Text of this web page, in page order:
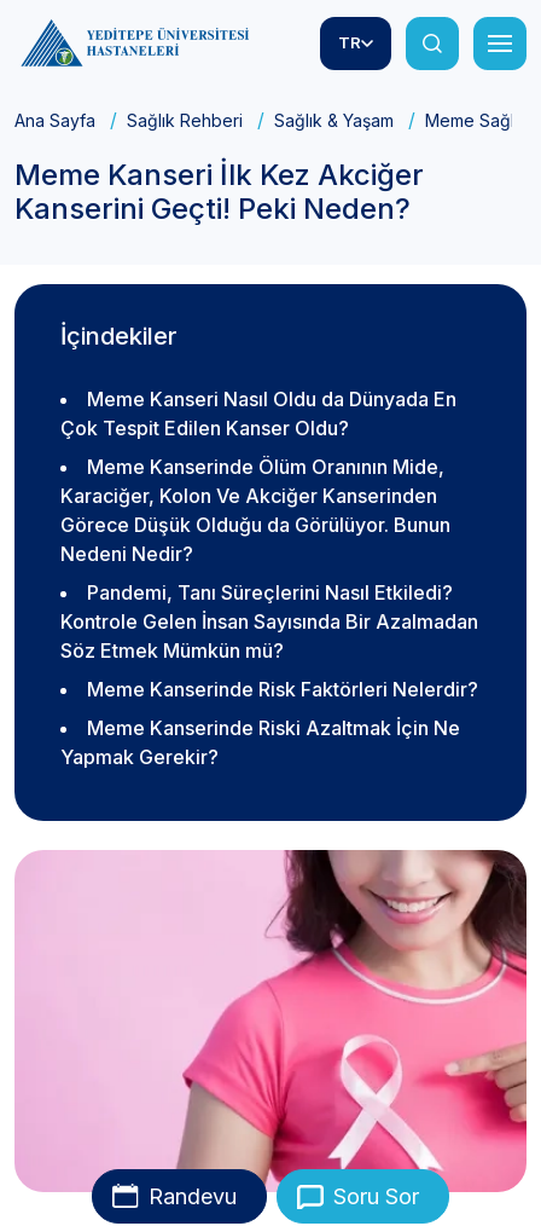
TR
Ana Sayfa Sağlık Rehberi Sağlık & Yaşam Meme Sağlığı
Meme Kanseri İlk Kez Akciğer
Kanserini Geçti! Peki Neden?
İçindekiler
Meme Kanseri Nasıl Oldu da Dünyada En
Çok Tespit Edilen Kanser Oldu?
Meme Kanserinde Ölüm Oranının Mide,
Karaciğer, Kolon Ve Akciğer Kanserinden
Görece Düşük Olduğu da Görülüyor. Bunun
Nedeni Nedir?
Pandemi, Tanı Süreçlerini Nasıl Etkiledi?
Kontrole Gelen İnsan Sayısında Bir Azalmadan
Söz Etmek Mümkün mü?
Meme Kanserinde Risk Faktörleri Nelerdir?
Meme Kanserinde Riski Azaltmak İçin Ne
Yapmak Gerekir?
Randevu Soru Sor